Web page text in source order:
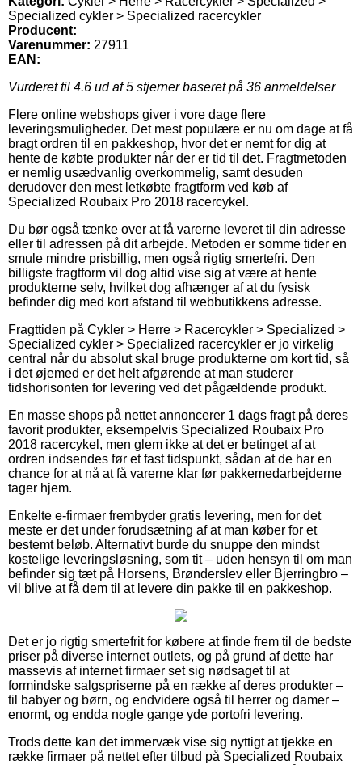
Specialized cykler > Specialized racercykler
Producent:
Varenummer: 27911
EAN:
Vurderet til 4.6 ud af 5 stjerner baseret på 36 anmeldelser
Flere online webshops giver i vore dage flere
leveringsmuligheder. Det mest populære er nu om dage at få
bragt ordren til en pakkeshop, hvor det er nemt for dig at
hente de købte produkter når der er tid til det. Fragtmetoden
er nemlig usædvanlig overkommelig, samt desuden
derudover den mest letkøbte fragtform ved køb af
Specialized Roubaix Pro 2018 racercykel.
Du bør også tænke over at få varerne leveret til din adresse
eller til adressen på dit arbejde. Metoden er somme tider en
smule mindre prisbillig, men også rigtig smertefri. Den
billigste fragtform vil dog altid vise sig at være at hente
produkterne selv, hvilket dog afhænger af at du fysisk
befinder dig med kort afstand til webbutikkens adresse.
Fragttiden på Cykler > Herre > Racercykler > Specialized >
Specialized cykler > Specialized racercykler er jo virkelig
central når du absolut skal bruge produkterne om kort tid, så
i det øjemed er det helt afgørende at man studerer
tidshorisonten for levering ved det pågældende produkt.
En masse shops på nettet annoncerer 1 dags fragt på deres
favorit produkter, eksempelvis Specialized Roubaix Pro
2018 racercykel, men glem ikke at det er betinget af at
ordren indsendes før et fast tidspunkt, sådan at de har en
chance for at nå at få varerne klar før pakkemedarbejderne
tager hjem.
Enkelte e-firmaer frembyder gratis levering, men for det
meste er det under forudsætning af at man køber for et
bestemt beløb. Alternativt burde du snuppe den mindst
kostelige leveringsløsning, som tit – uden hensyn til om man
befinder sig tæt på Horsens, Brønderslev eller Bjerringbro –
vil blive at få dem til at levere din pakke til en pakkeshop.
Det er jo rigtig smertefrit for købere at finde frem til de bedste
priser på diverse internet outlets, og på grund af dette har
massevis af internet firmaer set sig nødsaget til at
formindske salgspriserne på en række af deres produkter –
til babyer og børn, og endvidere også til herrer og damer –
enormt, og endda nogle gange yde portofri levering.
Trods dette kan det immervæk vise sig nyttigt at tjekke en
række firmaer på nettet efter tilbud på Specialized Roubaix